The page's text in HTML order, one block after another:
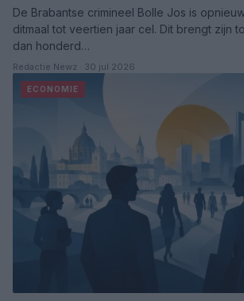
De Brabantse crimineel Bolle Jos is
ditmaal tot veertien jaar cel. Dit brengt zijn
dan honderd…
Redactie Newz · 30 jul 2026
ECONOMIE